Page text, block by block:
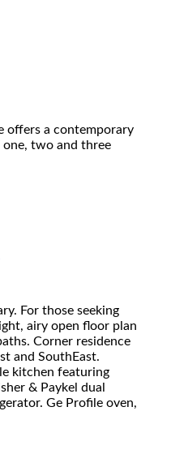
offers a contemporary
two and three
For those seeking
airy open floor plan
Corner residence
and SouthEast.
kitchen featuring
& Paykel dual
Ge Profile oven,